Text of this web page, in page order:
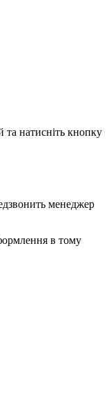
та натисніть кнопку
менеджер
в тому